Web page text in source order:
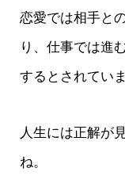
恋愛では相手と
り、仕事では進
するとされていま
人生には正解が
ね。